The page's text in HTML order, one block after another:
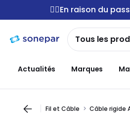
navigation
Passer
au
contenu
🚴‍♂️En raison du
Tous les
Actualités Marques
Fil et Câble Câble rigide